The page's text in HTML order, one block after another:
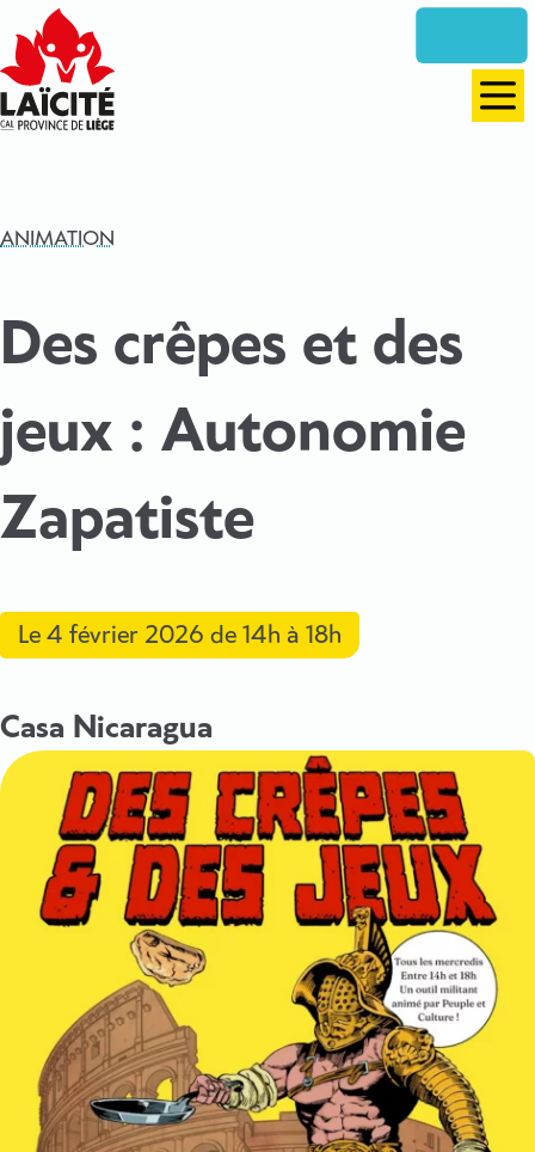
directement
vers
le
contenu
ANIMATION
Des crêpes et des
jeux : Autonomie
Zapatiste
Le 4 février 2026 de 14h à 18h
Casa Nicaragua